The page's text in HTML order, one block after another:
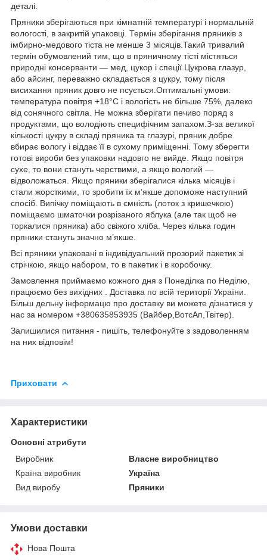
деталі.
Пряники зберігаються при кімнатній температурі і нормальній
вологості, в закритій упаковці. Термін зберігання пряників з
імбирно-медового тіста не менше 3 місяців.Такий тривалий
термін обумовлений тим, що в пряничному тісті містяться
природні консерванти — мед, цукор і спеції.Цукрова глазур,
або айсинг, переважно складається з цукру, тому після
висихання пряник довго не псується.Оптимальні умови:
температура повітря +18°С і вологість не більше 75%, далеко
від сонячного світла. Не можна зберігати печиво поряд з
продуктами, що володіють специфічним запахом.З-за великої
кількості цукру в складі пряника та глазурі, пряник добре
вбирає вологу і віддає її в сухому приміщенні. Тому зберегти
готові вироби без упаковки надовго не вийде. Якщо повітря
сухе, то вони стануть черствими, а якщо вологий —
відволожаться. Якщо пряники зберігалися кілька місяців і
стали жорсткими, то зробити їх м’якше допоможе наступний
спосіб. Випічку поміщають в ємність (лоток з кришечкою)
поміщаємо шматочки розрізаного яблука (але так щоб не
торкалися пряника) або свіжого хліба. Через кілька годин
пряники стануть значно м’якше.
Всі пряники упаковані в індивідуальний прозорий пакетик зі
стрічкою, якщо набором, то в пакетик і в коробочку.
Замовлення приймаємо кожного дня з Понеділка по Неділю,
працюємо без вихідних . Доставка по всій території України.
Більш дельну інформацю про доставку ви можете дізнатися у
нас за номером +380635853935 (Вайбер,ВотсАп,Твітер).
Залишилися питання - пишіть, телефонуйте з задоволенням
на них відповім!
Приховати
Характеристики
Основні атрибути
Виробник
Власне виробництво
Країна виробник
Україна
Вид виробу
Пряники
Умови доставки
Нова Пошта